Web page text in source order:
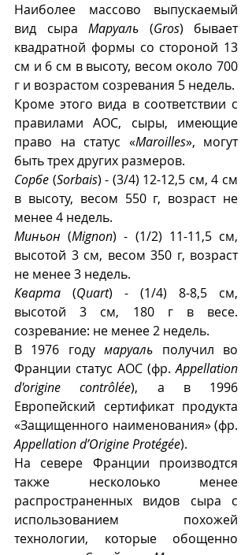
Наиболее массово выпускаемый
вид сыра Маруаль (Gros) бывает
квадратной формы со стороной 13
см и 6 см в высоту, весом около 700
Кроме этого вида в соответствии с
правилами AOC, сыры, имеющие
право на статус «Maroilles», могут
быть трех других размеров.
Сорбе (Sorbais) - (3/4) 12-12,5 см, 4 см
в высоту, весом 550 г, возраст не
менее 4 недель.
Миньон (Mignon) - (1/2) 11-11,5 см,
высотой 3 см, весом 350 г, возраст
не менее 3 недель.
Кварта (Quart) - (1/4) 8-8,5 см,
высотой 3 см, 180 г в весе.
созревание: не менее 2 недель.
В 1976 году маруаль получил во
Франции статус АОС (фр. Appellation
d'origine contrôlée), а в 1996
Европейский сертификат продукта
Appellation d’Origine Protégée).
На севере Франции производтся
также несколоько менее
распространенных видов сыра с
использованием похожей
технологии, которые обощенно